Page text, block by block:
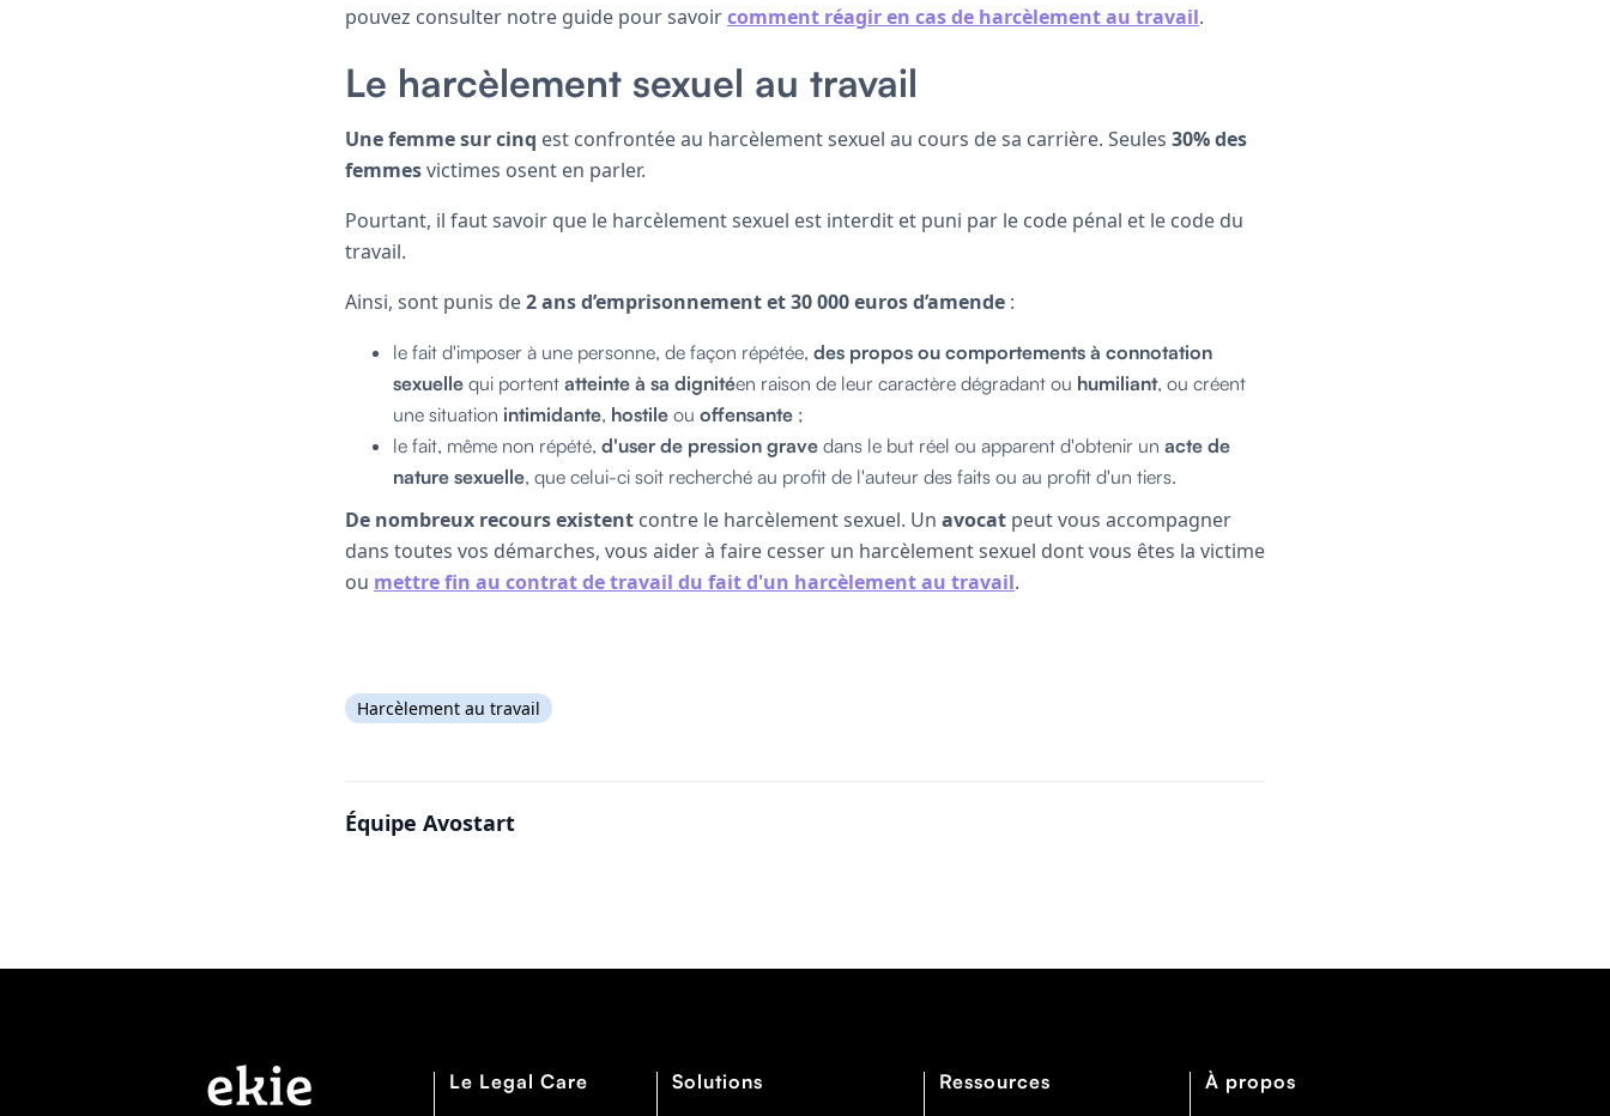
pouvez consulter notre guide pour savoircomment réagir en cas de harcèlement au travail.
Le harcèlement sexuel au travail
Une femme sur cinq est confrontée au harcèlement sexuel au cours de sa carrière. Seules 30% des
femmesvictimes osent en parler.
Pourtant, il faut savoir que le harcèlement sexuel est interdit et puni par le code pénal et le code du
travail.
Ainsi, sont punis de2 ans d’emprisonnement et 30 000 euros d’amende :
le fait d'imposer à une personne, de façon répétée, des propos ou comportements à connotation
sexuelle qui portent atteinte à sa dignitéen raison de leur caractère dégradant ou humiliant, ou créent
une situation intimidante, hostile ou offensante ;
le fait, même non répété, d'user de pression grave dans le but réel ou apparent d'obtenir un acte de
nature sexuelle, que celui-ci soit recherché au profit de l'auteur des faits ou au profit d'un tiers.
De nombreux recours existent contre le harcèlement sexuel. Un avocat peut vous accompagner
dans toutes vos démarches, vous aider à faire cesser un harcèlement sexuel dont vous êtes la victime
ou mettre fin au contrat de travail du fait d'un harcèlement au travail.
Harcèlement au travail
Équipe Avostart
Le Legal Care Solutions Ressources À propos